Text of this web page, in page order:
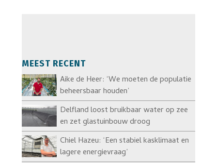
MEEST RECENT
Aike de Heer: ‘We moeten de populatie
beheersbaar houden’
Delfland loost bruikbaar water op zee
en zet glastuinbouw droog
Chiel Hazeu: ‘Een stabiel kasklimaat en
lagere energievraag’